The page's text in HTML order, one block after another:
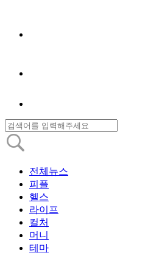
전체뉴스
피플
헬스
라이프
컬처
머니
테마